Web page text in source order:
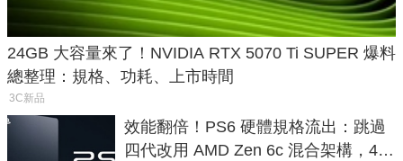
24GB 大容量來了！NVIDIA RTX 5070 Ti SUPER 爆料
總整理：規格、功耗、上市時間
3C新品
效能翻倍！PS6 硬體規格流出：跳過
四代改用 AMD Zen 6c 混合架構，4K